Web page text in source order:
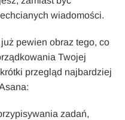
wiadomości.
pewien obraz tego, co
Twojej
przegląd najbardziej
zadań,